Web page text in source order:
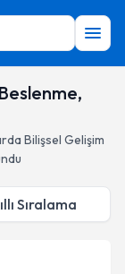
Bilişsel Gelişim
Sıralama